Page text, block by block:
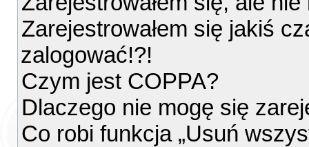
Zarejestrowałem się jakiś
zalogować!?!
Czym jest COPPA?
Dlaczego nie mogę się
Co robi funkcja „Usuń